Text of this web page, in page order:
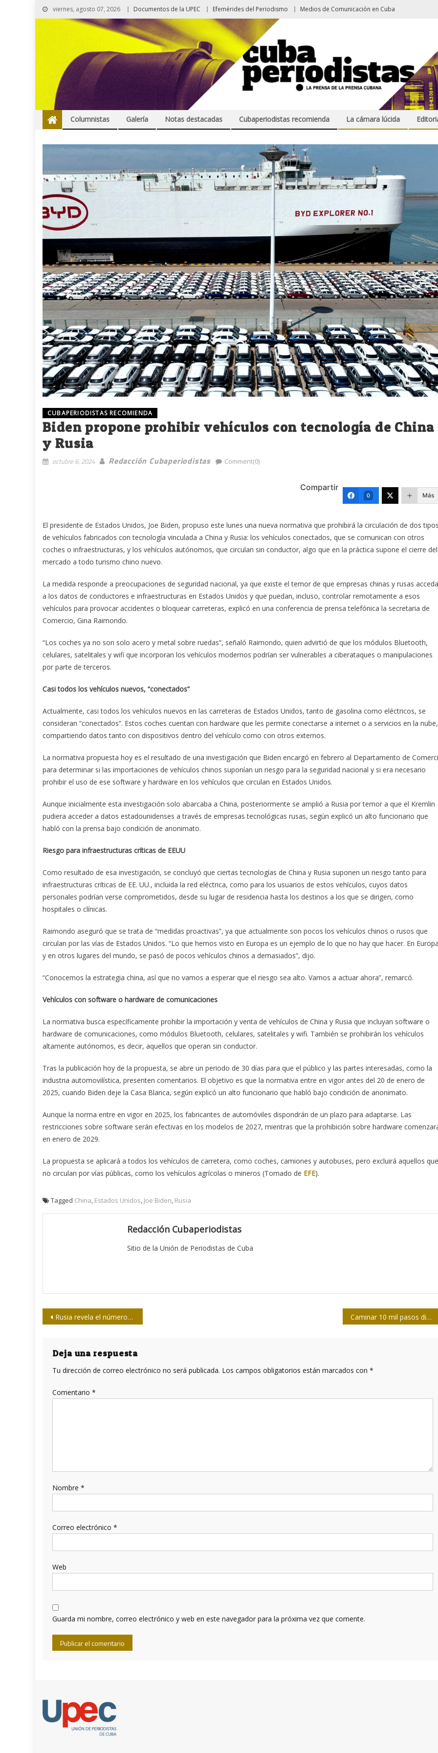
viernes, agosto 07, 2026 Documentos de la UPEC Efemérides del Periodismo Medios de Comunicación en Cuba
Columnistas Galería Notas destacadas Cubaperiodistas recomienda La cámara lúcida
CUBAPERIODISTAS RECOMIENDA
Biden propone prohibir vehículos con tecnología de China
y Rusia
octubre 6, 2024 Redacción Cubaperiodistas Comment(0)
Compartir
0 Más
El presidente de Estados Unidos, Joe Biden, propuso este lunes una nueva normativa que prohibirá la circulación de dos
de vehículos fabricados con tecnología vinculada a China y Rusia: los vehículos conectados, que se comunican con otros
coches o infraestructuras, y los vehículos autónomos, que circulan sin conductor, algo que en la práctica supone el cierre del
mercado a todo turismo chino nuevo.
La medida responde a preocupaciones de seguridad nacional, ya que existe el temor de que empresas chinas y rusas
a los datos de conductores e infraestructuras en Estados Unidos y que puedan, incluso, controlar remotamente a esos
vehículos para provocar accidentes o bloquear carreteras, explicó en una conferencia de prensa telefónica la secretaria de
Comercio, Gina Raimondo.
“Los coches ya no son solo acero y metal sobre ruedas”, señaló Raimondo, quien advirtió de que los módulos Bluetooth,
celulares, satelitales y wifi que incorporan los vehículos modernos podrían ser vulnerables a ciberataques o manipulaciones
por parte de terceros.
Casi todos los vehículos nuevos, “conectados”
Actualmente, casi todos los vehículos nuevos en las carreteras de Estados Unidos, tanto de gasolina como eléctricos, se
consideran “conectados”. Estos coches cuentan con hardware que les permite conectarse a internet o a servicios en la nube,
compartiendo datos tanto con dispositivos dentro del vehículo como con otros externos.
La normativa propuesta hoy es el resultado de una investigación que Biden encargó en febrero al Departamento de
para determinar si las importaciones de vehículos chinos suponían un riesgo para la seguridad nacional y si era necesario
prohibir el uso de ese software y hardware en los vehículos que circulan en Estados Unidos.
Aunque inicialmente esta investigación solo abarcaba a China, posteriormente se amplió a Rusia por temor a que el Kremlin
pudiera acceder a datos estadounidenses a través de empresas tecnológicas rusas, según explicó un alto funcionario que
habló con la prensa bajo condición de anonimato.
Riesgo para infraestructuras críticas de EEUU
Como resultado de esa investigación, se concluyó que ciertas tecnologías de China y Rusia suponen un riesgo tanto para
infraestructuras críticas de EE. UU., incluida la red eléctrica, como para los usuarios de estos vehículos, cuyos datos
personales podrían verse comprometidos, desde su lugar de residencia hasta los destinos a los que se dirigen, como
hospitales o clínicas.
Raimondo aseguró que se trata de “medidas proactivas”, ya que actualmente son pocos los vehículos chinos o rusos que
circulan por las vías de Estados Unidos. “Lo que hemos visto en Europa es un ejemplo de lo que no hay que hacer. En
y en otros lugares del mundo, se pasó de pocos vehículos chinos a demasiados”, dijo.
“Conocemos la estrategia china, así que no vamos a esperar que el riesgo sea alto. Vamos a actuar ahora”, remarcó.
Vehículos con software o hardware de comunicaciones
La normativa busca específicamente prohibir la importación y venta de vehículos de China y Rusia que incluyan software o
hardware de comunicaciones, como módulos Bluetooth, celulares, satelitales y wifi. También se prohibirán los vehículos
altamente autónomos, es decir, aquellos que operan sin conductor.
Tras la publicación hoy de la propuesta, se abre un periodo de 30 días para que el público y las partes interesadas, como la
industria automovilística, presenten comentarios. El objetivo es que la normativa entre en vigor antes del 20 de enero de
2025, cuando Biden deje la Casa Blanca, según explicó un alto funcionario que habló bajo condición de anonimato.
Aunque la norma entre en vigor en 2025, los fabricantes de automóviles dispondrán de un plazo para adaptarse. Las
restricciones sobre software serán efectivas en los modelos de 2027, mientras que la prohibición sobre hardware
en enero de 2029.
La propuesta se aplicará a todos los vehículos de carretera, como coches, camiones y autobuses, pero excluirá aquellos que
no circulan por vías públicas, como los vehículos agrícolas o mineros (Tomado de EFE).
Tagged China, Estados Unidos, Joe Biden, Rusia
Redacción Cubaperiodistas
Sitio de la Unión de Periodistas de Cuba
Navegación
entradas
Rusia revela el número de mercenarios extranjeros procesados que lucharon al lado de Ucrania Caminar 10 mil pasos diarios: ¿son realmente necesarios para una buena salud?
Deja una respuesta
Tu dirección de correo electrónico no será publicada. Los campos obligatorios están marcados con *
Comentario *
Nombre *
Correo electrónico *
Web
Guarda mi nombre, correo electrónico y web en este navegador para la próxima vez que comente.